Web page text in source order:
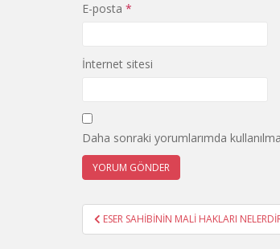
E-posta *
İnternet sitesi
Daha sonraki yorumlarımda
Yazı
gezinmesi
ESER SAHİBİNİN MALİ HAKLARI